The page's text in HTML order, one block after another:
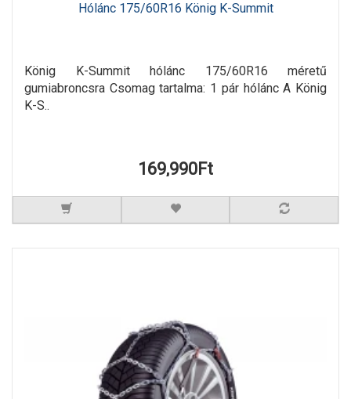
Hólánc 175/60R16 König K-Summit
König K-Summit hólánc 175/60R16 méretű
gumiabroncsra Csomag tartalma: 1 pár hólánc A König
K-S..
169,990Ft